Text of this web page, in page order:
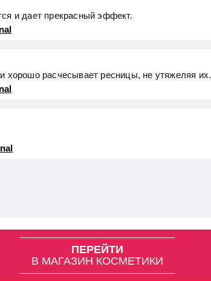
и дает прекрасный эффект.
хорошо расчесывает ресницы, не утяжеляя их.
ПЕРЕЙТИ
В МАГАЗИН КОСМЕТИКИ